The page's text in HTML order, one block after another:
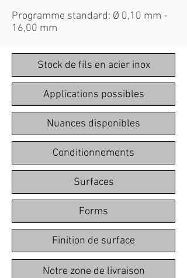
Programme standard: Ø 0,10 mm -
16,00 mm
Stock de fils en acier inox
Applications possibles
Nuances disponibles
Conditionnements
Surfaces
Forms
Finition de surface
Notre zone de livraison